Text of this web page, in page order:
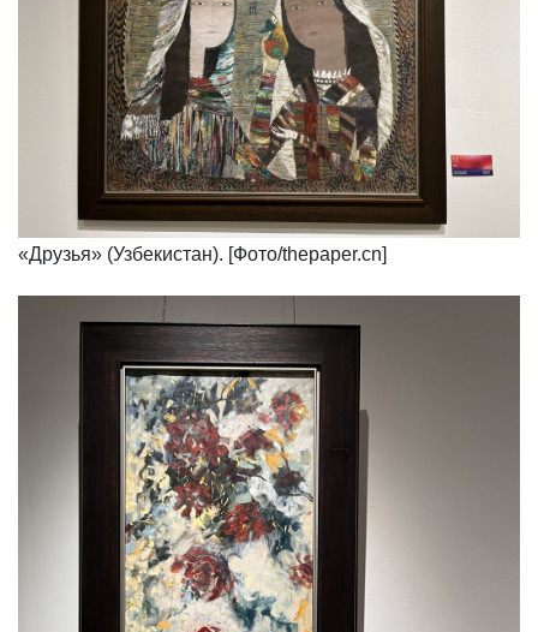
«Друзья» (Узбекистан). [Фото/thepaper.cn]